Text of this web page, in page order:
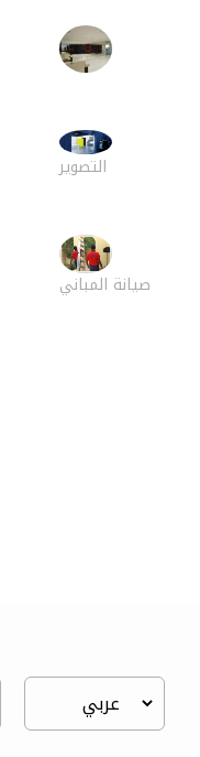
التصوير
صيانة المباني